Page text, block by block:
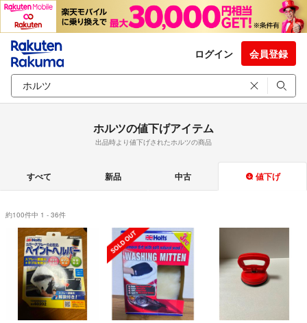
ログイン 会員登録
ホルツの値下げアイテム
出品時より値下げされたホルツの商品
すべて 新品 中古 値下げ
約100件中 1 - 36件